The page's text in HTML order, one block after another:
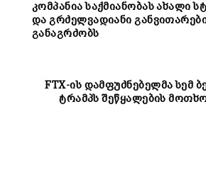
კომპანია საქმიანობას ახალი
და გრძელვადიანი
განაგრძობს
FTX-ის დამფუძნებელმა სემ
ტრამპს შეწყალების